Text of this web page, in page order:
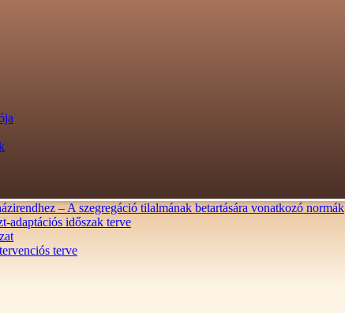
– A szegregáció tilalmának betartására vonatkozó normák
adaptációs időszak terve
terve